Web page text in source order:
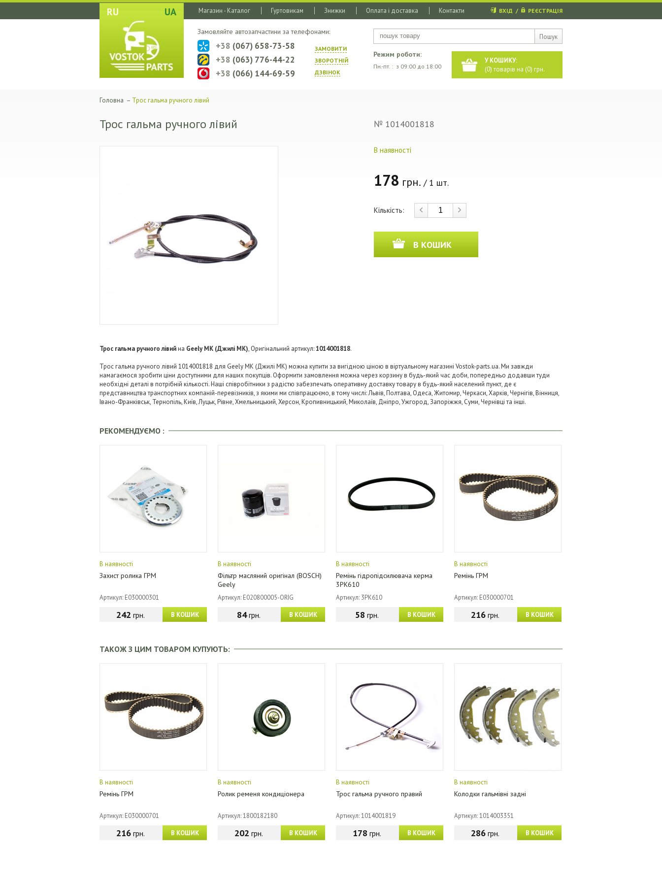
RU UA
Пошук
Магазин - Каталог Гуртовикам Знижки Оплата і доставка Контакти ВХІД / РЕЄСТРАЦІЯ
У КОШИКУ:
(0) товарів на (0) грн.
Режим роботи:
Пн.-пт. : з 09:00 до 18:00
Замовляйте автозапчастини за телефонами:
ЗАМОВИТИ
ЗВОРОТНIЙ
ДЗВIНОК
+38 (067) 658-73-58
+38 (063) 776-44-22
+38 (066) 144-69-59
Головна – Трос гальма ручного лівий
Трос гальма ручного лівий № 1014001818
В наявності
178 грн. / 1 шт.
Кількість:
В КОШИК
Трос гальма ручного лівийна Geely MK (Джилі МК), Оригінальний артикул:1014001818.
Трос гальма ручного лівий 1014001818 для Geely MK (Джилі МК) можна купити за вигідною ціною в віртуальному магазині Vostok-parts.ua. Ми завжди
намагаємося зробити ціни доступними для наших покупців. Оформити замовлення можна через корзину в будь-який час доби, попередньо додавши туди
необхідні деталі в потрібній кількості. Наші співробітники з радістю забезпечать оперативну доставку товару в будь-який населений пункт, де є
представництва транспортних компаній-перевізників, з якими ми співпрацюємо, в тому числі: Львів, Полтава, Одеса, Житомир, Черкаси, Харків, Чернігів, Вінниця,
Івано-Франківськ, Тернопіль, Київ, Луцьк, Рівне, Хмельницький, Херсон, Кропивницький, Миколаїв, Дніпро, Ужгород, Запоріжжя, Суми, Чернівці та інші.
РЕКОМЕНДУЄМО :
В наявності
Захист ролика ГРМ
Артикул: E030000301
В КОШИК
242 грн.
В наявності
Фільтр масляний оригінал (BOSCH)
Geely
Артикул: E020800005-ORIG
В КОШИК
84грн.
В наявності
Ремінь гідропідсилювача керма
3PK610
Артикул: 3PK610
В КОШИК
58 грн.
В наявності
Ремінь ГРМ
Артикул: E030000701
В КОШИК
216грн.
ТАКОЖ З ЦИМ ТОВАРОМ КУПУЮТЬ:
В наявності
Ремінь ГРМ
Артикул: E030000701
В КОШИК
216грн.
В наявності
Ролик ременя кондиціонера
Артикул: 1800182180
В КОШИК
202 грн.
В наявності
Трос гальма ручного правий
Артикул: 1014001819
В КОШИК
178 грн.
В наявності
Колодки гальмівні задні
Артикул: 1014003351
В КОШИК
286грн.